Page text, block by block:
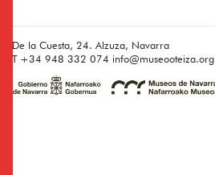
De la Cuesta, 24. Alzuza, Navarra
T +34 948 332 074 info@museooteiza.org